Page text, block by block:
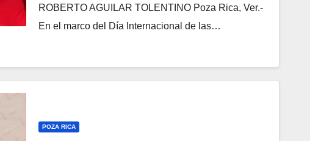
ROBERTO AGUILAR TOLENTINO Poza Rica, Ver.-
En el marco del Día Internacional de las…
POZA RICA